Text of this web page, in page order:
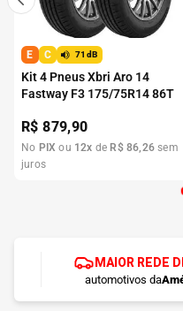
E C 71dB
Kit 4 Pneus Xbri Aro 14
Fastway F3 175/75R14 86T
R$879,90
No PIX ou 12x de R$ 86,26 sem
juros
MAIOR REDE
automotivos da